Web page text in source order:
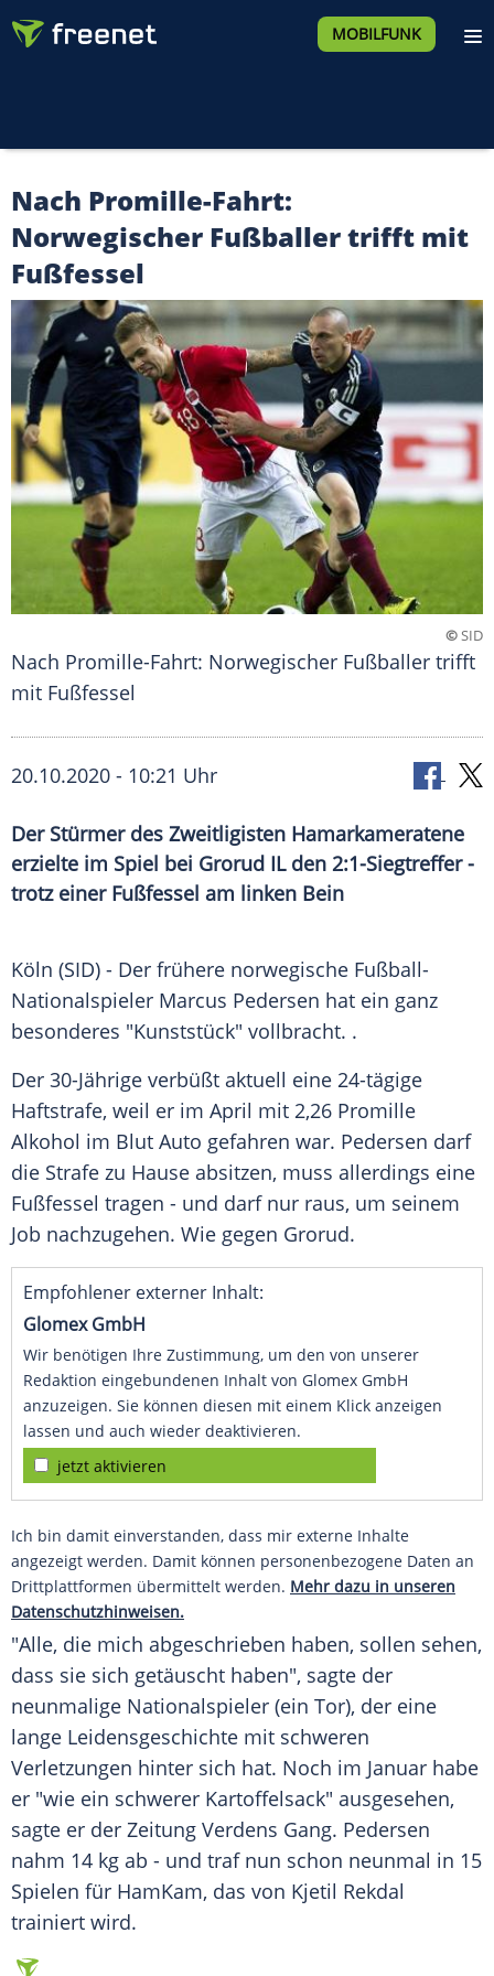
MOBILFUNK
Nach Promille-Fahrt:
Norwegischer Fußballer trifft mit
Fußfessel
©SID
Nach Promille-Fahrt: Norwegischer Fußballer trifft
mit Fußfessel
20.10.2020 - 10:21 Uhr
Der Stürmer des Zweitligisten Hamarkameratene
erzielte im Spiel bei Grorud IL den 2:1-Siegtreffer -
trotz einer Fußfessel am linken Bein
Köln (SID) - Der frühere norwegische Fußball-
Nationalspieler Marcus Pedersen hat ein ganz
besonderes "Kunststück" vollbracht. .
Der 30-Jährige verbüßt aktuell eine 24-tägige
Haftstrafe, weil er im April mit 2,26 Promille
Alkohol im Blut Auto gefahren war. Pedersen darf
die Strafe zu Hause absitzen, muss allerdings eine
Fußfessel tragen - und darf nur raus, um seinem
Job nachzugehen. Wie gegen Grorud.
Empfohlener externer Inhalt:
Glomex GmbH
Wir benötigen Ihre Zustimmung, um den von unserer
Redaktion eingebundenen Inhalt von Glomex GmbH
anzuzeigen. Sie können diesen mit einem Klick anzeigen
lassen und auch wieder deaktivieren.
jetzt aktivieren
Ich bin damit einverstanden, dass mir externe Inhalte
angezeigt werden. Damit können personenbezogene Daten an
Drittplattformen übermittelt werden. Mehr dazu in unseren
Datenschutzhinweisen.
"Alle, die mich abgeschrieben haben, sollen sehen,
dass sie sich getäuscht haben", sagte der
neunmalige Nationalspieler (ein Tor), der eine
lange Leidensgeschichte mit schweren
Verletzungen hinter sich hat. Noch im Januar habe
er "wie ein schwerer Kartoffelsack" ausgesehen,
sagte er der Zeitung Verdens Gang. Pedersen
nahm 14 kg ab - und traf nun schon neunmal in 15
Spielen für HamKam, das von Kjetil Rekdal
trainiert wird.